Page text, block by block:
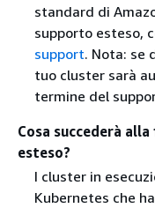
standard di
supporto esteso,
support. Nota: se
tuo cluster sarà
termine del
Cosa succederà
esteso?
I cluster in
Kubernetes che